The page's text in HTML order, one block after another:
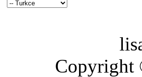
Copyright